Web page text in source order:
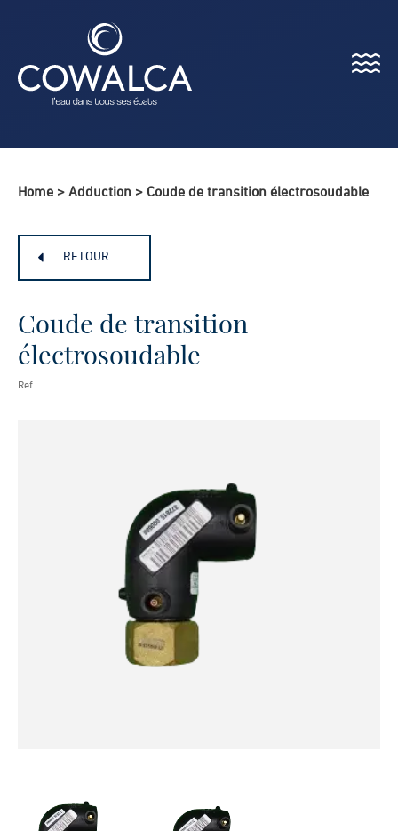
Menu
Home > Adduction > Coude de transition électrosoudable
RETOUR
Coude de transition
électrosoudable
Ref.